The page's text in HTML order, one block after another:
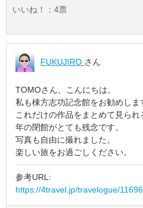
いいね！： 4票
FUKUJIRO さん
TOMOさん、こんにちは。
私も棟方志功記念館をお勧めしま
これだけの作品をまとめて見ら
年の閉館がとても残念です。
写真も自由に撮れました。
楽しい旅をお過ごしください。
参考URL:
https://4travel.jp/travelogue/